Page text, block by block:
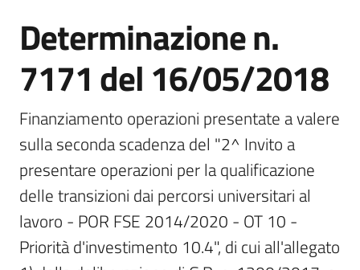
Novità
Servizi
Leggi
Atti
Bandi
Piani
Determinazione n.
7171 del 16/05/2018
Finanziamento operazioni presentate a valere
sulla seconda scadenza del "2^ Invito a
presentare operazioni per la qualificazione
delle transizioni dai percorsi universitari al
lavoro - POR FSE 2014/2020 - OT 10 -
Priorità d'investimento 10.4", di cui all'allegato